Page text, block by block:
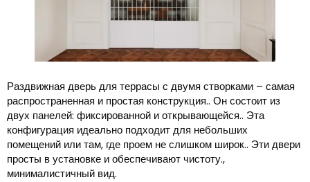
Раздвижная дверь для террасы с двумя створками – самая
распространенная и простая конструкция.. Он состоит из
двух панелей: фиксированной и открывающейся.. Эта
конфигурация идеально подходит для небольших
помещений или там, где проем не слишком широк.. Эти двери
просты в установке и обеспечивают чистоту.,
минималистичный вид.